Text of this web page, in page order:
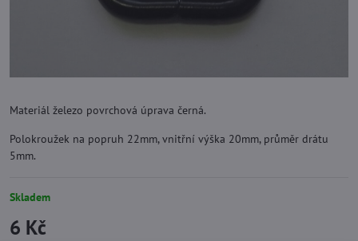
Materiál železo povrchová úprava černá.
Polokroužek na popruh 22mm, vnitřní výška 20mm, průměr drátu
5mm.
Skladem
6 Kč